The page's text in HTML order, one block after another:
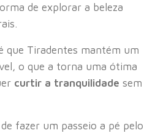
de explorar a beleza
que Tiradentes mantém um
o que a torna uma ótima
curtir a tranquilidade sem
fazer um passeio a pé pelo